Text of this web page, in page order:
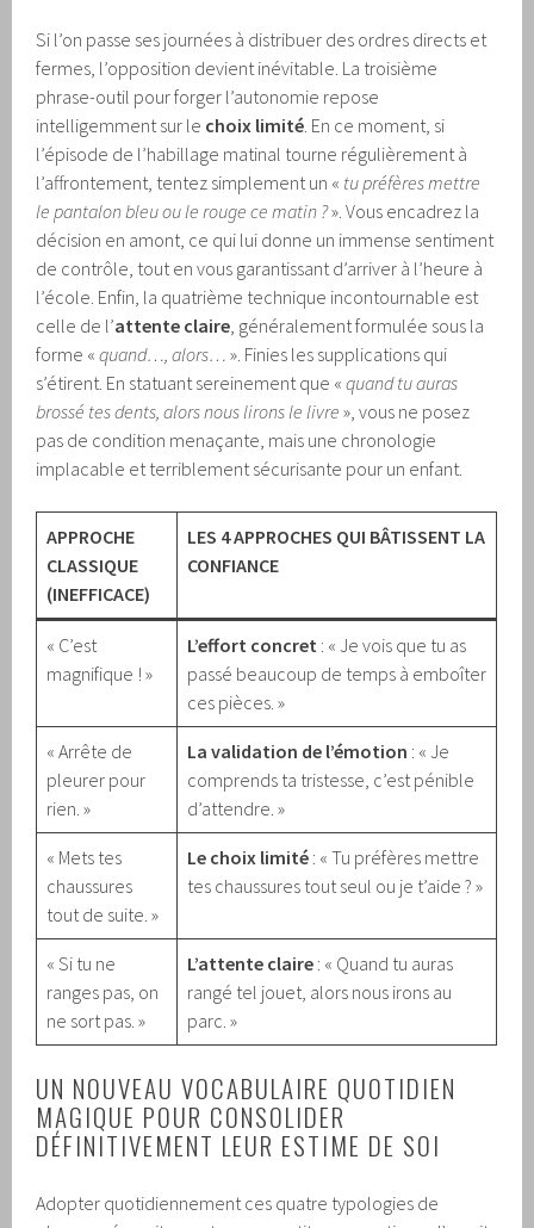
Si l’on passe ses journées à distribuer des ordres directs et
fermes, l’opposition devient inévitable. La troisième
phrase-outil pour forger l’autonomie repose
intelligemment sur le choix limité . En ce moment, si
l’épisode de l’habillage matinal tourne régulièrement à
l’affrontement, tentez simplement un « tu préfères mettre
le pantalon bleu ou le rouge ce matin ?». Vous encadrez la
décision en amont, ce qui lui donne un immense sentiment
de contrôle, tout en vous garantissant d’arriver à l’heure à
l’école. Enfin, la quatrième technique incontournable est
celle de l’attente claire , généralement formulée sous la
forme «quand…, alors… ». Finies les supplications qui
s’étirent. En statuant sereinement que «quand tu auras
brossé tes dents, alors nous lirons le livre », vous ne posez
pas de condition menaçante, mais une chronologie
implacable et terriblement sécurisante pour un enfant.
APPROCHE
CLASSIQUE
(INEFFICACE)
LES 4 APPROCHES QUI BÂTISSENT LA
CONFIANCE
« C’est
magnifique ! »
L’effort concret : « Je vois que tu as
passé beaucoup de temps à emboîter
ces pièces. »
« Arrête de
pleurer pour
rien. »
La validation de l’émotion : « Je
comprends ta tristesse, c’est pénible
d’attendre. »
« Mets tes
chaussures
tout de suite. »
Le choix limité : « Tu préfères mettre
tes chaussures tout seul ou je t’aide ? »
« Si tu ne
ranges pas, on
ne sort pas. »
L’attente claire : « Quand tu auras
rangé tel jouet, alors nous irons au
parc. »
UN NOUVEAU VOCABULAIRE QUOTIDIEN
MAGIQUE POUR CONSOLIDER
DÉFINITIVEMENT LEUR ESTIME DE SOI
Adopter quotidiennement ces quatre typologies de